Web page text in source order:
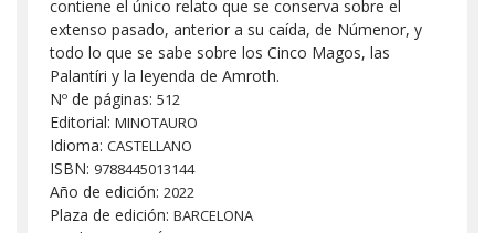
contiene el único relato que se conserva sobre el
extenso pasado, anterior a su caída, de Númenor, y
todo lo que se sabe sobre los Cinco Magos, las
Palantíri y la leyenda de Amroth.
Nº de páginas: 512
Editorial: MINOTAURO
Idioma: CASTELLANO
ISBN: 9788445013144
Año de edición: 2022
Plaza de edición: BARCELONA